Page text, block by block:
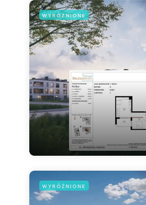
WYRÓŻNIONE
WYRÓŻNIONE